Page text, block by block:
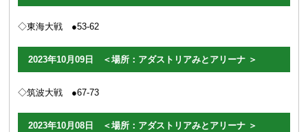
◇東海大戦 ●53-62
2023年10月09日 ＜場所：アダストリアみとアリーナ ＞
◇筑波大戦 ●67-73
2023年10月08日 ＜場所：アダストリアみとアリーナ ＞